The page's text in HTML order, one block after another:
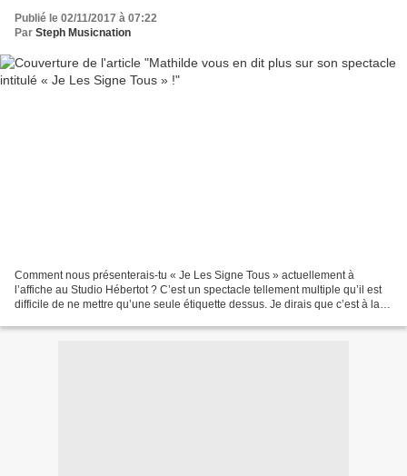
Publié le 02/11/2017 à 07:22
Par Steph Musicnation
Comment nous présenterais-tu « Je Les Signe Tous » actuellement à
l’affiche au Studio Hébertot ? C’est un spectacle tellement multiple qu’il est
difficile de ne mettre qu’une seule étiquette dessus. Je dirais que c’est à la